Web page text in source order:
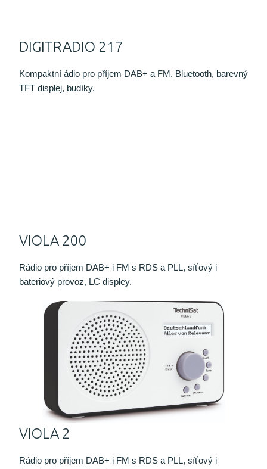
DIGITRADIO 217
Kompaktní ádio pro příjem DAB+ a FM. Bluetooth, barevný
TFT displej, budíky.
VIOLA 200
Rádio pro příjem DAB+ i FM s RDS a PLL, síťový i
bateriový provoz, LC displey.
VIOLA 2
Rádio pro příjem DAB+ i FM s RDS a PLL, síťový i